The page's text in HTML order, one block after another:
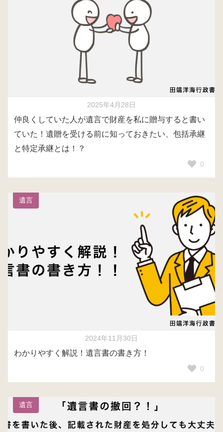
2025年4月28日
仲良くしていた人が遺言で財産を私に贈与すると書い
ていた！遺贈を受ける前に知っておきたい、包括承継
と特定承継とは！？
0
遺言
2024年11月30日
わかりやすく解説！遺言書の書き方！
0
遺言